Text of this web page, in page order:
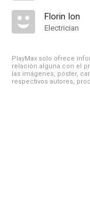
Florin Ion
Electrician
PlayMax solo ofrece
relación alguna con el
las imágenes, póster,
respectivos autores,